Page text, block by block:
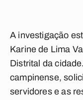
A investigação
Karine de Lima
Distrital da
campinense,
servidores e as